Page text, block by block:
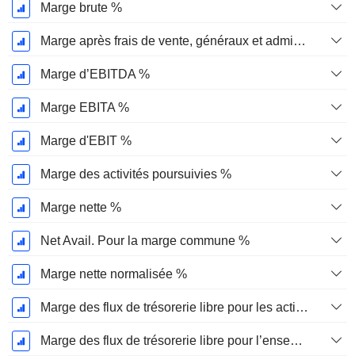
Marge brute %
Marge après frais de vente, généraux et administratifs %
Marge d’EBITDA %
Marge EBITA %
Marge d'EBIT %
Marge des activités poursuivies %
Marge nette %
Net Avail. Pour la marge commune %
Marge nette normalisée %
Marge des flux de trésorerie libre pour les actionnaires
Marge des flux de trésorerie libre pour l’ensemble des pourvoyeurs de fonds